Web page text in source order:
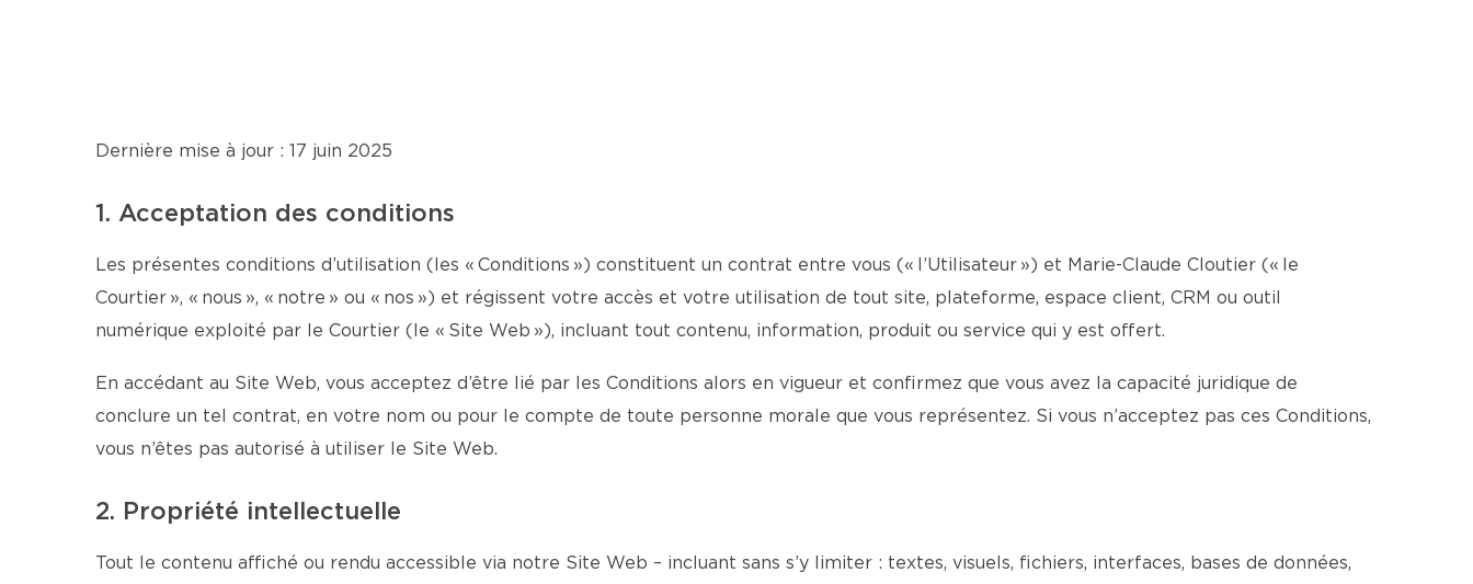
Dernière mise à jour : 17 juin 2025
1. Acceptation des conditions
Les présentes conditions d’utilisation (les « Conditions ») constituent un contrat entre vous (« l’Utilisateur ») et Marie-Claude Cloutier (« le
Courtier », « nous », « notre » ou « nos ») et régissent votre accès et votre utilisation de tout site, plateforme, espace client, CRM ou outil
numérique exploité par le Courtier (le « Site Web »), incluant tout contenu, information, produit ou service qui y est offert.
En accédant au Site Web, vous acceptez d’être lié par les Conditions alors en vigueur et confirmez que vous avez la capacité juridique de
conclure un tel contrat, en votre nom ou pour le compte de toute personne morale que vous représentez. Si vous n’acceptez pas ces Conditions,
vous n’êtes pas autorisé à utiliser le Site Web.
2. Propriété intellectuelle
Tout le contenu affiché ou rendu accessible via notre Site Web – incluant sans s’y limiter : textes, visuels, fichiers, interfaces, bases de données,